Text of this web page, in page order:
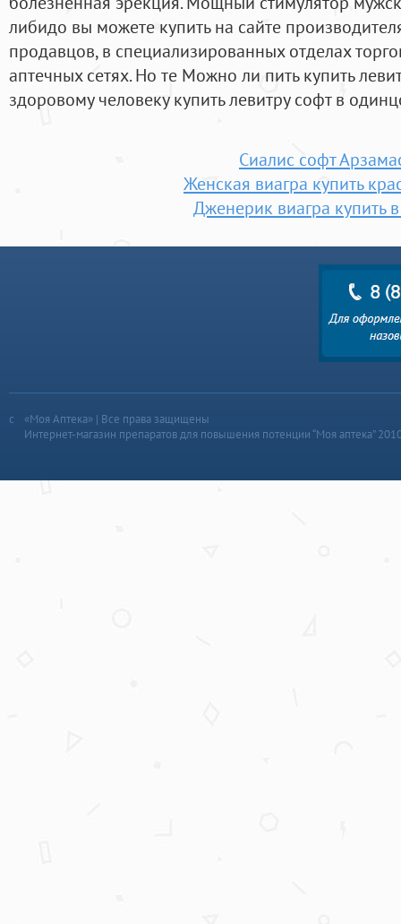
либидо вы можете купить на сайте
продавцов, в специализированных отделах
аптечных сетях. Но те Можно ли пить купить
здоровому человеку купить левитру софт в
Сиалис софт
Женская виагра купить
Дженерик виагра купить
«Моя Аптека» | Все права защищены
Интернет-магазин препаратов для повышения потенции “Моя аптека”